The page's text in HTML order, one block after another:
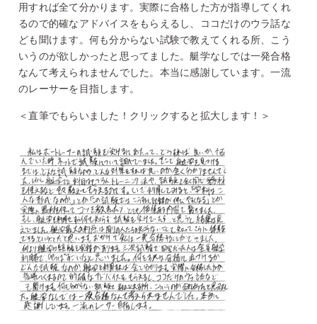
用すれば全て分かります。実際に合格した方が指導してくれ
るので的確なアドバイスをもらえるし、ココだけのウラ話な
ども聞けます。何も分からない試験で教えてくれる所、こう
いうのが欲しかったと思ってました。艇学なしでは一発合格
なんて考えられませんでした。本当に感謝しています。一流
のレーサーを目指します。
＜直筆でもらいました！クリックすると拡大します！＞